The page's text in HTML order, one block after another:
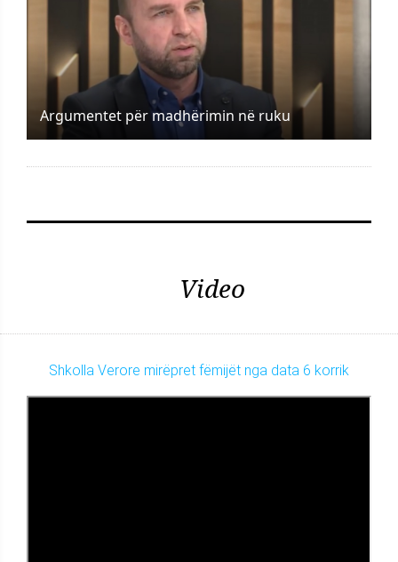
Argumentet për madhërimin në ruku
Video
Shkolla Verore mirëpret fëmijët nga data 6 korrik